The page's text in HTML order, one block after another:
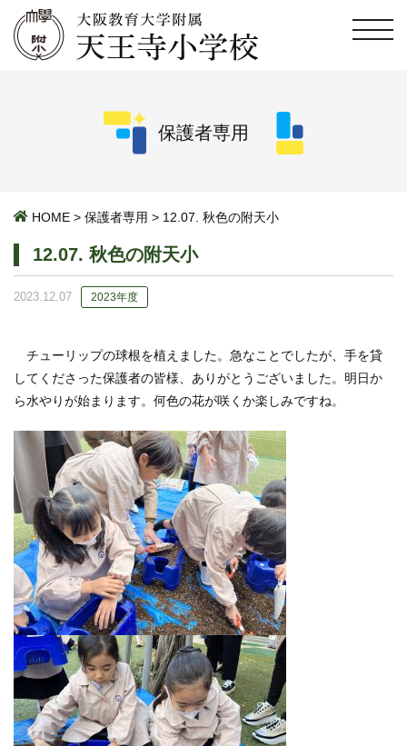
保護者専用
HOME > 保護者専用 > 12.07. 秋色の附天小
12.07. 秋色の附天小
2023.12.07 2023年度
チューリップの球根を植えました。急なことでしたが、手を貸
してくださった保護者の皆様、ありがとうございました。明日か
ら水やりが始まります。何色の花が咲くか楽しみですね。